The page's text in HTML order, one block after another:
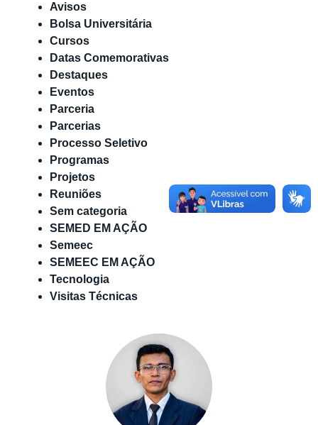
Avisos
Bolsa Universitária
Cursos
Datas Comemorativas
Destaques
Eventos
Parceria
Parcerias
Processo Seletivo
Programas
Projetos
Reuniões
Sem categoria
SEMED EM AÇÃO
Semeec
SEMEEC EM AÇÃO
Tecnologia
Visitas Técnicas